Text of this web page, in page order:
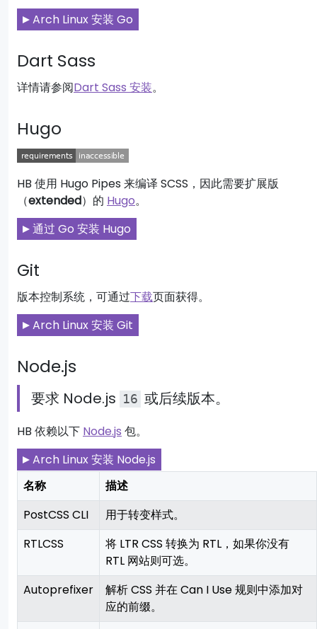
Arch Linux 安装 Go
Dart Sass
详情请参阅Dart Sass 安装。
Hugo
HB 使用 Hugo Pipes 来编译 SCSS，因此需要扩展版
（extended）的 Hugo。
通过 Go 安装 Hugo
Git
版本控制系统，可通过下载页面获得。
Arch Linux 安装 Git
Node.js
要求 Node.js 16 或后续版本。
HB 依赖以下 Node.js 包。
Arch Linux 安装 Node.js
名称
描述
PostCSS CLI
用于转变样式。
RTLCSS
将 LTR CSS 转换为 RTL，如果你没有
RTL 网站则可选。
Autoprefixer
解析 CSS 并在 Can I Use 规则中添加对
应的前缀。